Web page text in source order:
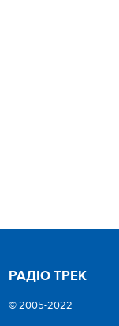
РАДІО ТРЕК
© 2005-2022